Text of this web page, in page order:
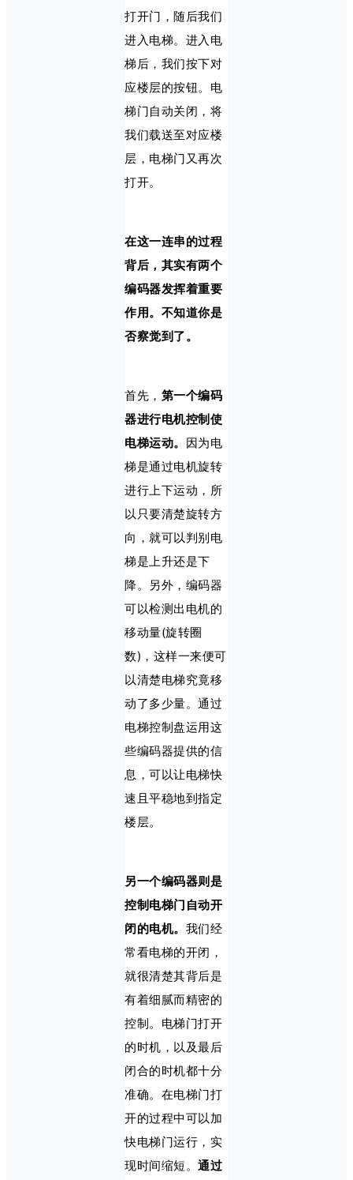
打开门，随后我们
进入电梯。进入电
梯后，我们按下对
应楼层的按钮。电
梯门自动关闭，将
我们载送至对应楼
层，电梯门又再次
打开。
在这一连串的过程
背后，其实有两个
编码器发挥着重要
作用。不知道你是
否察觉到了。
首先， 第一个编码
器进行电机控制使
电梯运动。 因为电
梯是通过电机旋转
进行上下运动，所
以只要清楚旋转方
向，就可以判别电
梯是上升还是下
降。另外，编码器
可以检测出电机的
移动量(旋转圈
数)，这样一来便可
以清楚电梯究竟移
动了多少量。通过
电梯控制盘运用这
些编码器提供的信
息，可以让电梯快
速且平稳地到指定
楼层。
另一个编码器则是
控制电梯门自动开
闭的电机。 我们经
常看电梯的开闭，
就很清楚其背后是
有着细腻而精密的
控制。电梯门打开
的时机，以及最后
闭合的时机都十分
准确。在电梯门打
开的过程中可以加
快电梯门运行，实
现时间缩短。通过